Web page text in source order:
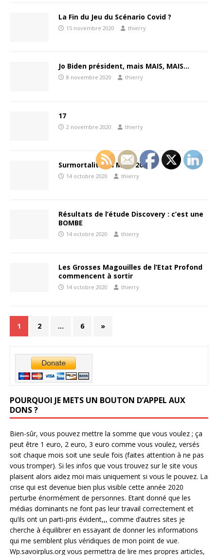
La Fin du Jeu du Scénario Covid ?
15 novembre 2020 thierry
Jo Biden président, mais MAIS, MAIS…
8 novembre 2020 thierry
17
2 novembre 2020 thierry
Surmortalité en Mars 2020 ?
14 octobre 2020 thierry
Résultats de l’étude Discovery : c’est une
BOMBE
14 octobre 2020 thierry
Les Grosses Magouilles de l’Etat Profond
commencent à sortir
14 octobre 2020 thierry
1 2 … 6 »
POURQUOI JE METS UN BOUTON D’APPEL AUX
DONS ?
Bien-sûr, vous pouvez mettre la somme que vous voulez ; ça
peut être 1 euro, 2 euro, 3 euro comme vous voulez, versés
soit chaque mois soit une seule fois (faites attention à ne pas
vous tromper). Si les infos que vous trouvez sur le site vous
plaisent alors aidez moi mais uniquement si vous le pouvez. La
crise qui est devenue bien plus visible cette année 2020
perturbe énormément de personnes. Etant donné que les
médias dominants ne font pas leur travail correctement et
qu’ils ont un parti-pris évident,,, comme d’autres sites je
cherche à équilibrer en essayant de donner les informations
qui me semblent plus véridiques de mon point de vue.
Wp.savoirplus.org vous permettra de lire mes propres articles,